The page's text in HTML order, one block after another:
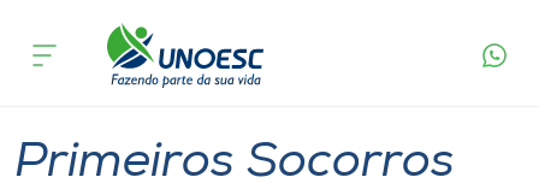
Cursos
acontece
Primeiros Socorros